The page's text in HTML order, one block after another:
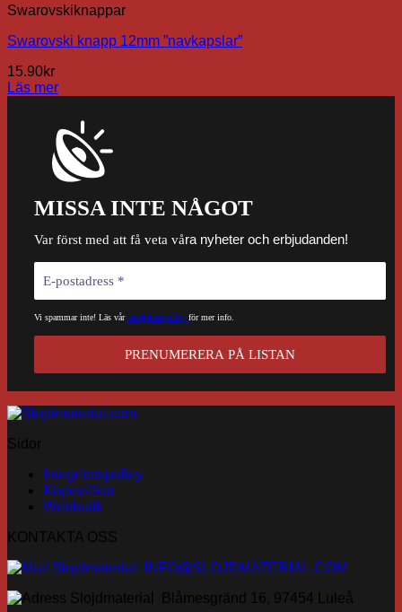
Swarovskiknappar
Swarovski knapp 12mm ”navkapslar”
15.90kr
Läs mer
MISSA INTE NÅGOT
Var först med att få veta våra nyheter och erbjudanden!
Vi spammar inte! Läs vårintegritetspolicy för mer info.
Sidor
Integritetspolicy
Köpevillkor
Webbutik
KONTAKTA OSS
INFO@SLOJDMATERIAL.COM
Blåmesgränd 16, 97454 Luleå